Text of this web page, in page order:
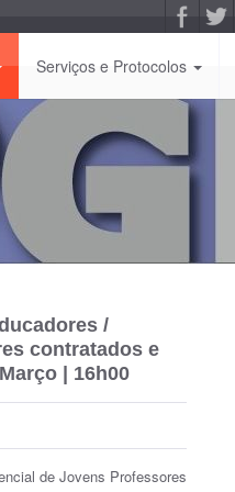
Serviços e Protocolos
/
contratados e
| 16h00
de Jovens Professores